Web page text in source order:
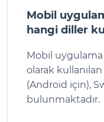
Mobil
hangi diller
Mobil
olarak
(Android için),
bulunmaktadır.